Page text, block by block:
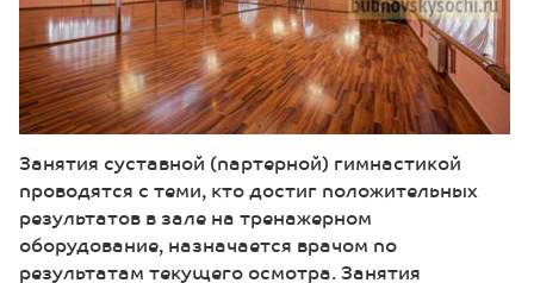
Занятия суставной (партерной) гимнастикой
проводятся с теми, кто достиг положительных
результатов в зале на тренажерном
оборудование, назначается врачом по
результатам текущего осмотра. Занятия